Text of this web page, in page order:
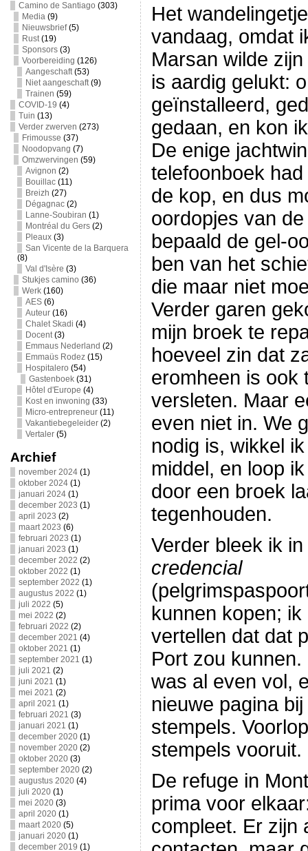
Camino de Santiago (303)
Media(9)
Nieuwsbrief(5)
Rust(19)
Sponsors(3)
Voorbereiding (126)
Aangeschaft(53)
Niet aangeschaft(9)
Trainen (59)
COVID-19 (4)
Tuin (13)
Verder zwerven (273)
Frimousse (37)
Noodopvang (7)
Omzwervingen (59)
Avignon (2)
Bouillac(11)
Breizh (27)
Dégagnac(2)
Lanne-Soubiran (1)
Montréal du Gers(2)
Pleaux(3)
San Vicente de la Barquera
(8)
Val d'Isère (3)
Stukjes camino (36)
Werk(160)
AES(6)
Auteur(16)
Chalet Skadi (4)
Docent(3)
Emmaus Nederland (2)
Emmaüs Rodez(15)
Hospitalero (54)
Gastenboek(31)
Hôtel d'Europe (4)
Kost en inwoning (33)
Micro-entrepreneur(11)
Vakantiebegeleider(2)
Vertaler(5)
Archief
november 2024(1)
oktober 2024(1)
januari 2024(1)
december 2023 (1)
april 2023 (2)
maart 2023 (6)
februari 2023 (1)
januari 2023 (1)
december 2022 (2)
oktober 2022 (1)
september 2022 (1)
augustus 2022 (1)
juli 2022 (5)
mei 2022 (2)
februari 2022 (2)
december 2021 (4)
oktober 2021 (1)
september 2021 (1)
juli 2021 (2)
juni 2021 (1)
mei 2021 (2)
april 2021 (1)
februari 2021 (3)
januari 2021 (1)
december 2020(1)
november 2020(2)
oktober 2020(3)
september 2020(2)
augustus 2020(4)
juli 2020(1)
mei 2020(3)
april 2020(1)
maart 2020(5)
januari 2020(1)
december 2019 (1)
Het
vandaag, omdat
Marsan wilde
is aardig gelukt:
geïnstalleerd,
gedaan, en kon
De enige
telefoonboek
de kop, en dus
oordopjes van
bepaald de gel-
ben van het
die maar niet
Verder garen
mijn broek te
hoeveel zin dat
eromheen is ook
versleten. Maar
even niet in. We
nodig is, wikkel
middel, en loop
door een broek
tegenhouden.
Verder bleek ik
credencial
kunnen kopen;
vertellen dat dat
Port zou
was al even vol,
nieuwe pagina
stempels.
stempels vooruit.
De refuge in
prima voor
compleet. Er zijn